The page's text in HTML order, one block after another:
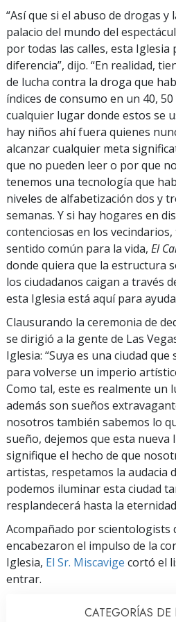
“Así que si el abuso de drogas y
palacio del mundo del
por todas las calles, esta Iglesia
diferencia”, dijo. “En realidad,
de lucha contra la droga que
índices de consumo en un 40,
cualquier lugar donde estos se
hay niños ahí fuera quienes
alcanzar cualquier meta
que no pueden leer o por que
tenemos una tecnología que
niveles de alfabetización dos y
semanas. Y si hay hogares en
contenciosas en los
sentido común para la vida, El
donde quiera que la estructura
los ciudadanos caigan a través
esta Iglesia está aquí para
Clausurando la ceremonia de
se dirigió a la gente de Las
Iglesia: “Suya es una ciudad
para volverse un imperio
Como tal, este es realmente un
además son sueños
nosotros también sabemos lo
sueño, dejemos que esta nueva
signifique el hecho de que
artistas, respetamos la audacia
podemos iluminar esta ciudad
resplandecerá hasta la
Acompañado por scientologists
encabezaron el impulso de la
Iglesia, El Sr. Miscavige cortó el
entrar.
CATEGORÍAS DE